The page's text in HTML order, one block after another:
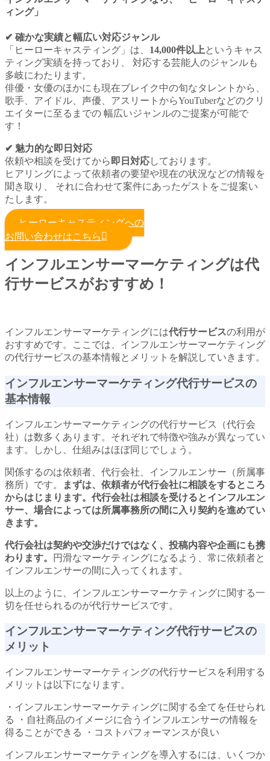
ィング」
✔︎ 確かな実績と幅広い対応ジャンル
「ヒーローキャスティング」は、 14,000件以上というキャス
ティング実績を持っており、 対応する芸能人のジャンルも
多岐にわたります。
俳優・女優のほかにも現在ブレイク中の旬なタレントから、
歌手、アイドル、声優、アスリートからYouTuberなどのクリ
エイターに至るまでの 幅広いジャンルのご提案が可能で
す！
✔︎ 魅力的な即日対応
依頼や相談を受けてから 即日対応しております。
ヒアリングによって依頼者の要望や現在の状況などの情報を
聞き取り、 それに合わせて案件にあったゲストをご提案い
たします。
ヒーローキャスティングへの
お問い合わせはこちら
インフルエンサーマーケティングは代
行サービスがおすすめ！
インフルエンサーマーケティングには代行サービスの利用が
おすすめです。ここでは、インフルエンサーマーケティング
の代行サービスの基本情報とメリットを解説していきます。
インフルエンサーマーケティング代行サービスの
基本情報
インフルエンサーマーケティングの代行サービス（代行会
社）は数多くあります。それぞれで特徴や強みが異なってい
ます。しかし、仕組みはほぼ同じでしょう。
関係するのは依頼者、代行会社、インフルエンサー（所属事
務所）です。
まずは、依頼者が代行会社に相談をするところ
からはじまります。 代行会社は相談を受けるとインフルエン
サー、場合によっては所属事務所の間に入り契約を進めてい
きます。
代行会社は契約や交渉だけではなく、投稿内容や企画にも携
わります。
円滑なマーケティングになるよう、常に依頼者と
インフルエンサーの間に入ってくれます。
以上のように、インフルエンサーマーケティングに関する一
切を任せられるのが代行サービスです。
インフルエンサーマーケティング代行サービスの
メリット
インフルエンサーマーケティングの代行サービスを利用する
メリットは以下になります。
・インフルエンサーマーケティングに関する全てを任せられ
る ・自社商品のイメージに合うインフルエンサーの情報を
得ることができる ・コストパフォーマンスが良い
インフルエンサーマーケティングを導入するには、いくつか